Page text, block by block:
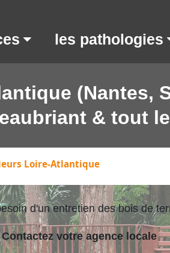
les pathologies
(Nantes,
& tout
Loire-Atlantique
d'un entretien des bois de
Contactez votre agence locale